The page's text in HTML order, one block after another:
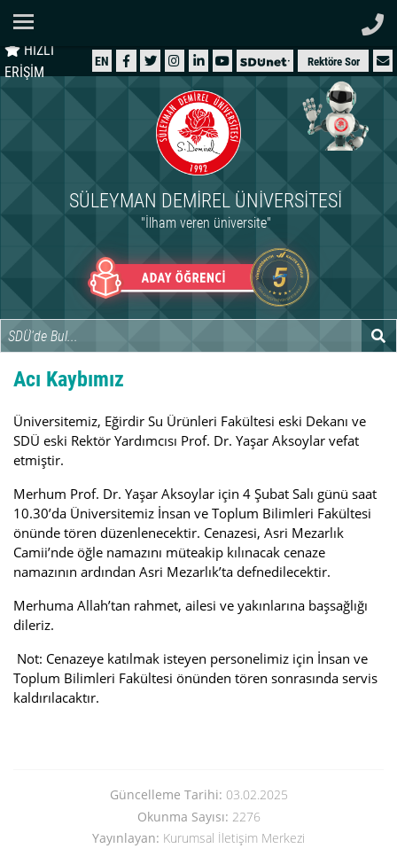
HIZLI
ERİŞİM
EN Rektöre Sor
SÜLEYMAN DEMIREL ÜNIVERSITESI
"İlham veren üniversite"
ÜNİVERSİTEMİZ
İDARİ
ARAŞTIRMA
INTERNATIONAL
Acı Kaybımız
Üniversitemiz, Eğirdir Su Ürünleri Fakültesi eski Dekanı ve
SDÜ eski Rektör Yardımcısı Prof. Dr. Yaşar Aksoylar vefat
etmiştir.
Merhum Prof. Dr. Yaşar Aksoylar için 4 Şubat Salı günü saat
10.30’da Üniversitemiz İnsan ve Toplum Bilimleri Fakültesi
önünde tören düzenlenecektir. Cenazesi, Asri Mezarlık
Camii’nde öğle namazını müteakip kılınacak cenaze
namazının ardından Asri Mezarlık’ta defnedilecektir.
Merhuma Allah’tan rahmet, ailesi ve yakınlarına başsağlığı
dileriz.
Not: Cenazeye katılmak isteyen personelimiz için İnsan ve
Toplum Bilimleri Fakültesi önünden tören sonrasında servis
kaldırılacaktır.
Güncelleme Tarihi: 03.02.2025
Okunma Sayısı: 2276
Yayınlayan: Kurumsal İletişim Merkezi